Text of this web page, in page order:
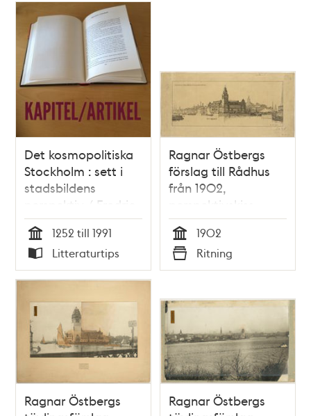
Det kosmopolitiska
Stockholm : sett i
stadsbildens
perspektiv / Fredric
Bedoire
Tid
1252 till 1991
Typ
Litteraturtips
Ragnar Östbergs
förslag till Rådhus
från 1902,
perspektivskiss
Tid
1902
Typ
Ritning
Ragnar Östbergs
Ragnar Östbergs